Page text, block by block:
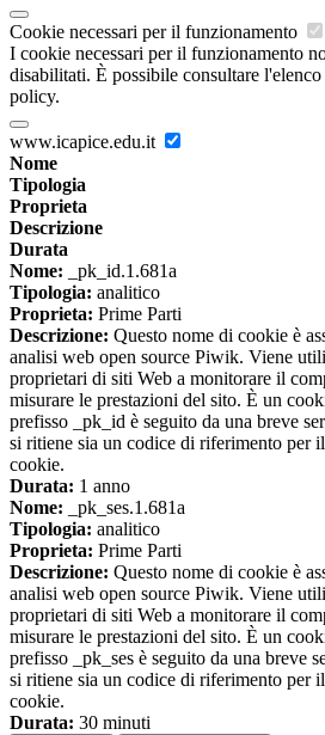
Cookie necessari per il funzionamento
I cookie necessari per il funzionamento
disabilitati. È possibile consultare
policy.
www.icapice.edu.it
Nome
Tipologia
Proprieta
Descrizione
Durata
Nome: _pk_id.1.681a
Tipologia: analitico
Proprieta: Prime Parti
Descrizione: Questo nome di cookie è
analisi web open source Piwik. Viene
proprietari di siti Web a monitorare il
misurare le prestazioni del sito. È un
prefisso _pk_id è seguito da una breve
si ritiene sia un codice di riferimento per
cookie.
Durata: 1 anno
Nome: _pk_ses.1.681a
Tipologia: analitico
Proprieta: Prime Parti
Descrizione: Questo nome di cookie è
analisi web open source Piwik. Viene
proprietari di siti Web a monitorare il
misurare le prestazioni del sito. È un
prefisso _pk_ses è seguito da una breve
si ritiene sia un codice di riferimento per
cookie.
Durata: 30 minuti